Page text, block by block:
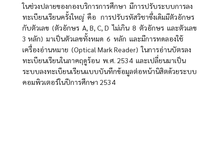
ในช่วงปลายของกองบริการการศึกษา มีการปรับระบบการลง
ทะเบียนเรียนครั้งใหญ่ คือ การปรับรหัสวิชาซึ่งเดิมมีตัวอักษร
กับตัวเลข (ตัวอักษร A, B, C, D ไม่เกิน 8 ตัวอักษร และตัวเลข
3 หลัก) มาเป็นตัวเลขทั้งหมด 6 หลัก และมีการทดลองใช้
เครื่องอ่านหมาย (Optical Mark Reader) ในการอ่านบัตรลง
ทะเบียนเรียนในภาคฤดูร้อน พ.ศ. 2534 และเปลี่ยนมาเป็น
ระบบลงทะเบียนเรียนแบบบันทึกข้อมูลต่อหน้านิสิตด้วยระบบ
คอมพิวเตอร์ในปีการศึกษา 2534